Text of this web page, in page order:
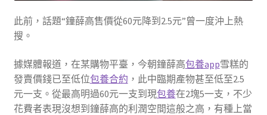
此前，話題“鐘薛高售價從60元降到2.5元”曾一度沖上熱
搜。
據媒體報道，在某購物平臺，今朝鐘薛高包養app雪糕的
發賣價錢已至低位包養合約 ，此中臨期產物甚至低至2.5
元一支。從最高明過60元一支到現包養在2塊5一支，不少
花費者表現沒想到鐘薛高的利潤空間這般之高，有種上當